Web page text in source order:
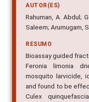
AUTOR(ES)
Rahuman, A. Abdul;
Saleem; Arumugam,
RESUMO
Bioassay guided
Feronia limonia
mosquito larvicide,
and found to be
Culex